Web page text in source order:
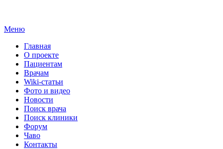
Меню
Главная
О проекте
Пациентам
Врачам
Wiki-статьи
Фото и видео
Новости
Поиск врача
Поиск клиники
Форум
Чаво
Контакты